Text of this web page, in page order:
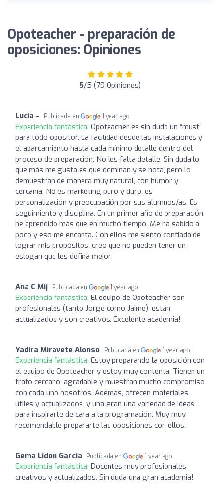
Opoteacher - preparación de
oposiciones: Opiniones
5/5 (79 Opiniones)
Lucía - Publicada en 1 year ago
Experiencia fantástica: Opoteacher es sin duda un “must”
para todo opositor. La facilidad desde las instalaciones y
el aparcamiento hasta cada mínimo detalle dentro del
proceso de preparación. No les falta detalle. Sin duda lo
que más me gusta es que dominan y se nota, pero lo
demuestran de manera muy natural, con humor y
cercanía. No es marketing puro y duro, es
personalización y preocupación por sus alumnos/as. Es
seguimiento y disciplina. En un primer año de preparación,
he aprendido más que en mucho tiempo. Me ha sabido a
poco y eso me encanta. Con ellos me siento confiada de
lograr mis propósitos, creo que no pueden tener un
eslogan que les defina mejor.
Ana C Mij Publicada en 1 year ago
Experiencia fantástica: El equipo de Opoteacher son
profesionales (tanto Jorge como Jaime), están
actualizados y son creativos. Excelente academia!
Yadira Miravete Alonso Publicada en 1 year ago
Experiencia fantástica: Estoy preparando la oposición con
el equipo de Opoteacher y estoy muy contenta. Tienen un
trato cercano, agradable y muestran mucho compromiso
con cada uno nosotros. Además, ofrecen materiales
útiles y actualizados, y una gran una variedad de ideas
para inspirarte de cara a la programación. Muy muy
recomendable prepararte las oposiciones con ellos.
Gema Lidon Garcia Publicada en 1 year ago
Experiencia fantástica: Docentes muy profesionales,
creativos y actualizados. Sin duda una gran academia!